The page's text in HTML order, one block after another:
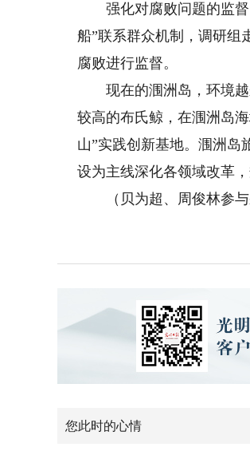
强化对腐败问题的监督
船”联系群众机制，调研组
腐败进行监督。
现在的涠洲岛，环境越
较高的布氏鲸，在涠洲岛
山”实践创新基地。涠洲岛
设为主线深化各领域改革
（贝为超、周俊林参与
您此时的心情